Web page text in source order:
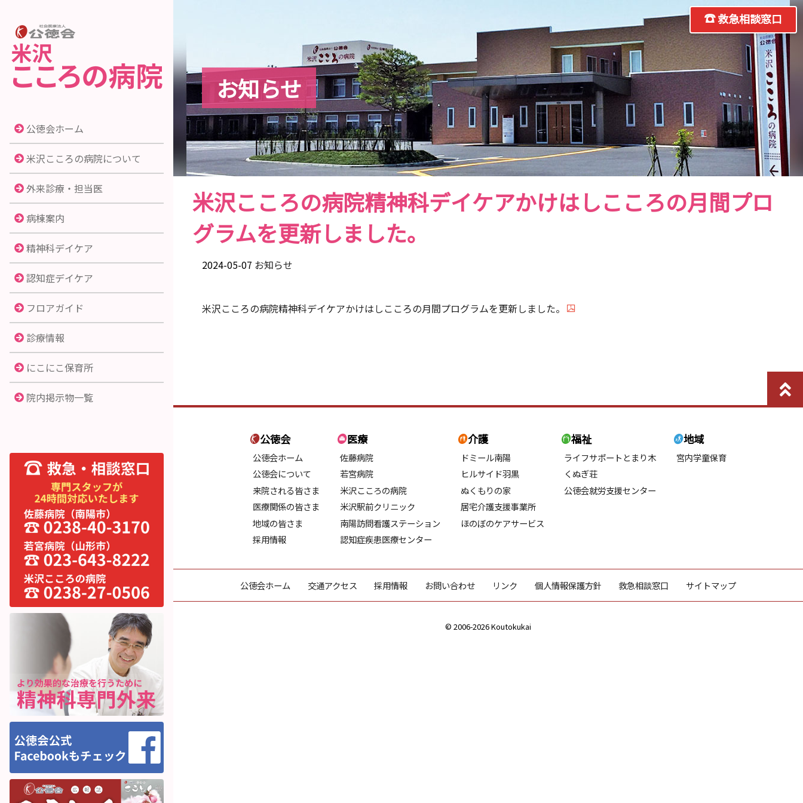
公徳会ホーム
米沢こころの病院について
外来診療・担当医
病棟案内
精神科デイケア
認知症デイケア
フロアガイド
診療情報
にこにこ保育所
院内掲示物一覧
救急相談窓口
お知らせ
米沢こころの病院精神科デイケアかけはしこころの月間プロ
グラムを更新しました。
2024-05-07 お知らせ
米沢こころの病院精神科デイケアかけはしこころの月間プログラムを更新しました。
公徳会
公徳会ホーム
公徳会について
来院される皆さま
医療関係の皆さま
地域の皆さま
採用情報
医療
佐藤病院
若宮病院
米沢こころの病院
米沢駅前クリニック
南陽訪問看護ステーション
認知症疾患医療センター
介護
ドミール南陽
ヒルサイド羽黒
ぬくもりの家
居宅介護支援事業所
ほのぼのケアサービス
福祉
ライフサポートとまり木
くぬぎ荘
公徳会就労支援センター
地域
宮内学童保育
公徳会ホーム 交通アクセス 採用情報 お問い合わせ リンク 個人情報保護方針 救急相談窓口 サイトマップ
© 2006-2026 Koutokukai